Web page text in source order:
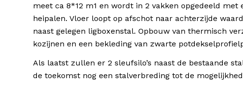
meet ca 8*12 m1 en wordt in 2 vakken opgedeeld
heipalen. Vloer loopt op afschot naar achterzijde
naast gelegen ligboxenstal. Opbouw van thermisch
kozijnen en een bekleding van zwarte
Als laatst zullen er 2 sleufsilo’s naast de bestaande
de toekomst nog een stalverbreding tot de